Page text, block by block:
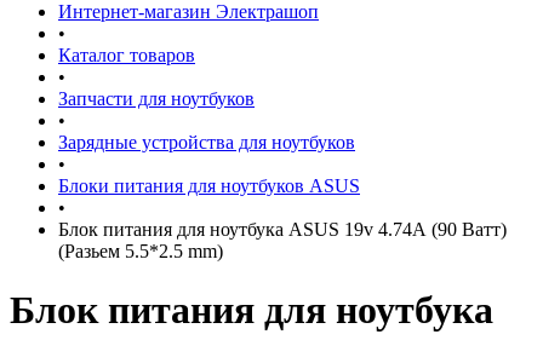
Интернет-магазин Электрашоп
•
Каталог товаров
•
Запчасти для ноутбуков
•
Зарядные устройства для ноутбуков
•
Блоки питания для ноутбуков ASUS
•
Блок питания для ноутбука ASUS 19v 4.74А (90 Ватт)
(Разьем 5.5*2.5 mm)
Блок питания для ноутбука